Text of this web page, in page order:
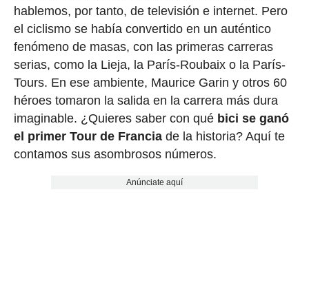
hablemos, por tanto, de televisión e internet. Pero
el ciclismo se había convertido en un auténtico
fenómeno de masas, con las primeras carreras
serias, como la Lieja, la París-Roubaix o la París-
Tours. En ese ambiente, Maurice Garin y otros 60
héroes tomaron la salida en la carrera más dura
imaginable. ¿Quieres saber con qué bici se ganó
el primer Tour de Franciade la historia? Aquí te
contamos sus asombrosos números.
Anúnciate aquí